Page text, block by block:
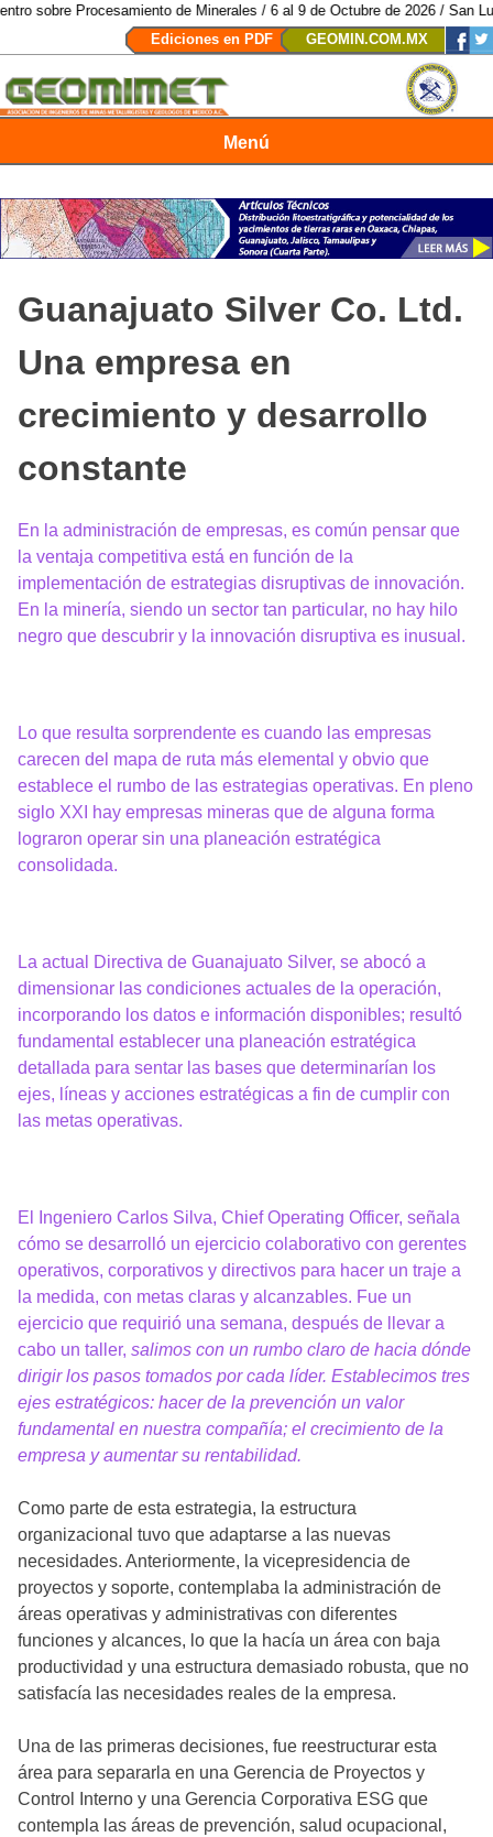
Procesamiento de Minerales / 6 al 9 de Octubre de 2026 / San Luis
Ediciones en PDF
GEOMIN.COM.MX
Menú
Guanajuato Silver Co. Ltd.
Una empresa en
crecimiento y desarrollo
constante
En la administración de empresas, es común pensar que
la ventaja competitiva está en función de la
implementación de estrategias disruptivas de innovación.
En la minería, siendo un sector tan particular, no hay hilo
negro que descubrir y la innovación disruptiva es inusual.
Lo que resulta sorprendente es cuando las empresas
carecen del mapa de ruta más elemental y obvio que
establece el rumbo de las estrategias operativas. En pleno
siglo XXI hay empresas mineras que de alguna forma
lograron operar sin una planeación estratégica
consolidada.
La actual Directiva de Guanajuato Silver, se abocó a
dimensionar las condiciones actuales de la operación,
incorporando los datos e información disponibles; resultó
fundamental establecer una planeación estratégica
detallada para sentar las bases que determinarían los
ejes, líneas y acciones estratégicas a fin de cumplir con
las metas operativas.
El Ingeniero Carlos Silva, Chief Operating Officer, señala
cómo se desarrolló un ejercicio colaborativo con gerentes
operativos, corporativos y directivos para hacer un traje a
la medida, con metas claras y alcanzables. Fue un
ejercicio que requirió una semana, después de llevar a
cabo un taller, salimos con un rumbo claro de hacia dónde
dirigir los pasos tomados por cada líder. Establecimos tres
ejes estratégicos: hacer de la prevención un valor
fundamental en nuestra compañía; el crecimiento de la
empresa y aumentar su rentabilidad.
Como parte de esta estrategia, la estructura
organizacional tuvo que adaptarse a las nuevas
necesidades. Anteriormente, la vicepresidencia de
proyectos y soporte, contemplaba la administración de
áreas operativas y administrativas con diferentes
funciones y alcances, lo que la hacía un área con baja
productividad y una estructura demasiado robusta, que no
satisfacía las necesidades reales de la empresa.
Una de las primeras decisiones, fue reestructurar esta
área para separarla en una Gerencia de Proyectos y
Control Interno y una Gerencia Corporativa ESG que
contempla las áreas de prevención, salud ocupacional,